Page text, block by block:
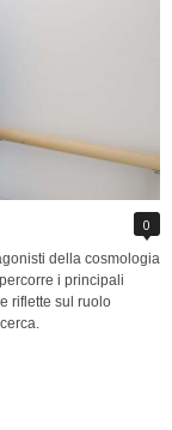
0
della cosmologia
i principali
riflette sul ruolo